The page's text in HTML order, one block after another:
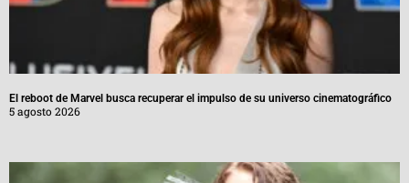
El reboot de Marvel busca recuperar el impulso de su universo cinematográfico
5 agosto 2026